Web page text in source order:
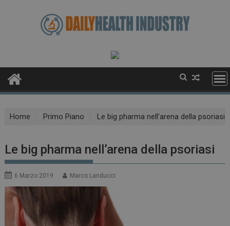
Home Primo Piano Le big pharma nell’arena della psoriasi
Le big pharma nell’arena della psoriasi
6 Marzo 2019 Marco Landucci